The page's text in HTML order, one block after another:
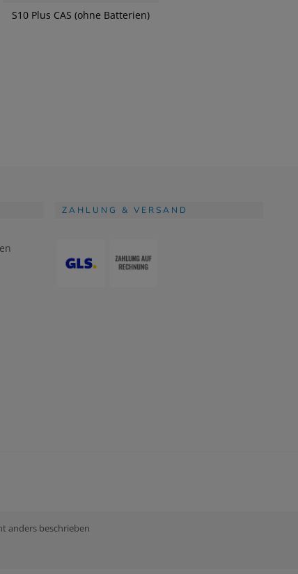
S10 Plus CAS (ohne Batterien)
ZAHLUNG & VERSAND
anders beschrieben